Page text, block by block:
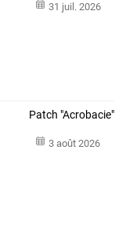
31 juil. 2026
Patch "Acrobacie"
3 août 2026